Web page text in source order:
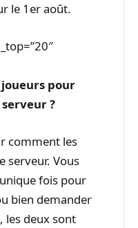
le 1er août.
pour
?
comment les
serveur. Vous
fois pour
bien demander
les deux sont